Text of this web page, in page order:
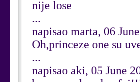
nije lose
...
napisao marta, 06
Oh,princeze one su
...
napisao aki, 05 June